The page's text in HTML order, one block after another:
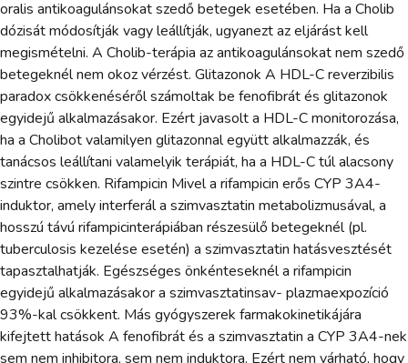
oralis antikoagulánsokat szedő betegek esetében. Ha a Cholib
dózisát módosítják vagy leállítják, ugyanezt az eljárást kell
megismételni. A Cholib-terápia az antikoagulánsokat nem szedő
betegeknél nem okoz vérzést. Glitazonok A HDL-C reverzibilis
paradox csökkenéséről számoltak be fenofibrát és glitazonok
egyidejű alkalmazásakor. Ezért javasolt a HDL-C monitorozása,
ha a Cholibot valamilyen glitazonnal együtt alkalmazzák, és
tanácsos leállítani valamelyik terápiát, ha a HDL-C túl alacsony
szintre csökken. Rifampicin Mivel a rifampicin erős CYP 3A4-
induktor, amely interferál a szimvasztatin metabolizmusával, a
hosszú távú rifampicinterápiában részesülő betegeknél (pl.
tuberculosis kezelése esetén) a szimvasztatin hatásvesztését
tapasztalhatják. Egészséges önkénteseknél a rifampicin
egyidejű alkalmazásakor a szimvasztatinsav- plazmaexpozíció
93%-kal csökkent. Más gyógyszerek farmakokinetikájára
kifejtett hatások A fenofibrát és a szimvasztatin a CYP 3A4-nek
sem nem inhibitora, sem nem induktora. Ezért nem várható, hogy